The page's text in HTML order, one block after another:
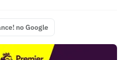
no Google